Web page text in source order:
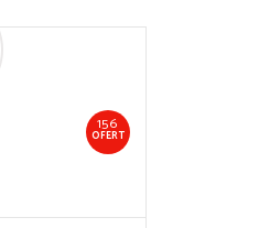
156
OFERT